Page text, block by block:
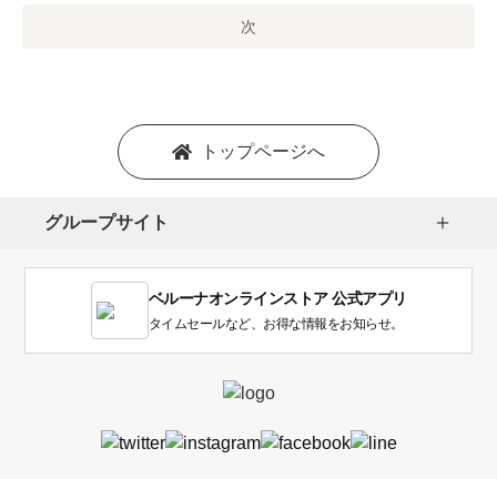
い
次
トップページへ
グループサイト
ベルーナオンラインストア 公式アプリ
タイムセールなど、お得な情報をお知らせ。